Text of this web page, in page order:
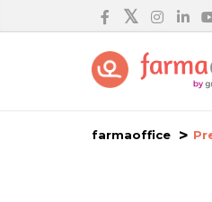
farmaoffice